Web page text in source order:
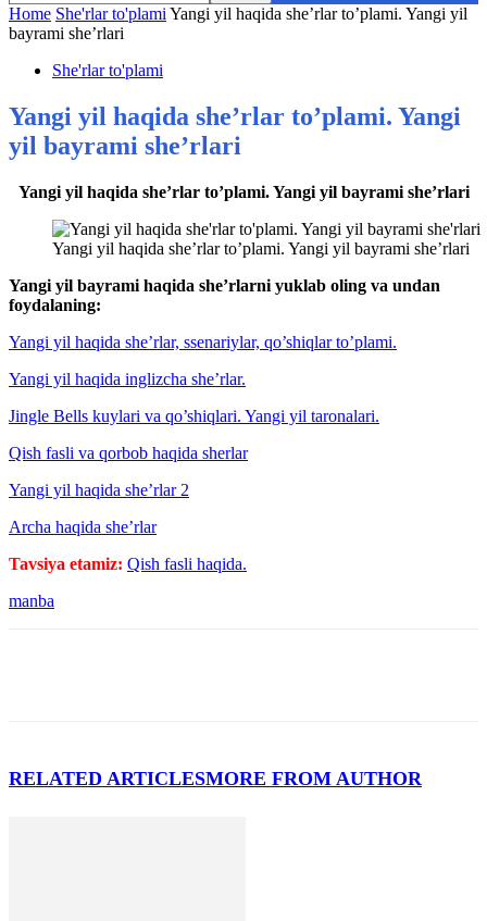
Home She'rlar to'plami Yangi yil haqida she’rlar to’plami. Yangi yil
bayrami she’rlari
She'rlar to'plami
Yangi yil haqida she’rlar to’plami. Yangi
yil bayrami she’rlari
Yangi yil haqida she’rlar to’plami. Yangi yil bayrami she’rlari
Yangi yil haqida she’rlar to’plami. Yangi yil bayrami she’rlari
Yangi yil bayrami haqida she’rlarni yuklab oling va undan
foydalaning:
Yangi yil haqida she’rlar, ssenariylar, qo’shiqlar to’plami.
Yangi yil haqida inglizcha she’rlar.
Jingle Bells kuylari va qo’shiqlari. Yangi yil taronalari.
Qish fasli va qorbob haqida sherlar
Yangi yil haqida she’rlar 2
Archa haqida she’rlar
Tavsiya etamiz: Qish fasli haqida.
manba
RELATED ARTICLESMORE FROM AUTHOR